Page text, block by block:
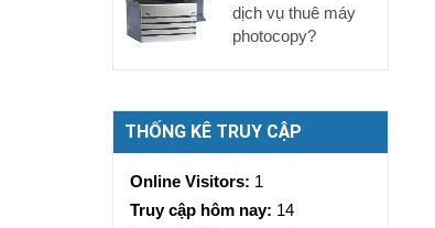
dịch vụ thuê máy
photocopy?
THỐNG KÊ TRUY CẬP
Online Visitors: 1
Truy cập hôm nay: 14